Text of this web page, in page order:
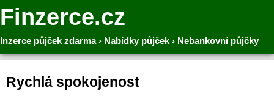
Finzerce.cz
Inzerce půjček zdarma› Nabídky půjček › Nebankovní půjčky
Rychlá spokojenost